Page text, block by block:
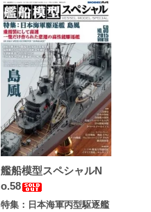
艦船模型スペシャルN
o.58
特集：日本海軍丙型駆逐艦